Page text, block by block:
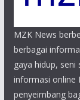
MZK News
berbagai
gaya hidup,
informasi online
penyeimbang